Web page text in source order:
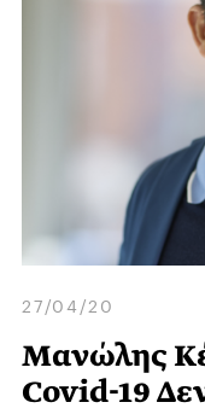
27/04/20
Μανώλης
Covid-19